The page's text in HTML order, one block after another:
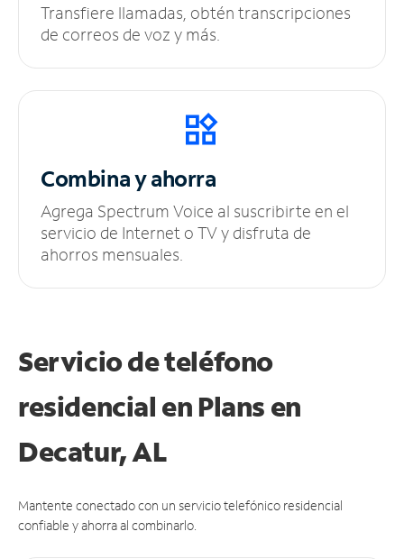
Transfiere llamadas, obtén transcripciones
de correos de voz y más.
Combina y ahorra
Agrega Spectrum Voice al suscribirte en el
servicio de Internet o TV y disfruta de
ahorros mensuales.
Servicio de teléfono
residencial en Plans en
Decatur, AL
Mantente conectado con un servicio telefónico residencial
confiable y ahorra al combinarlo.